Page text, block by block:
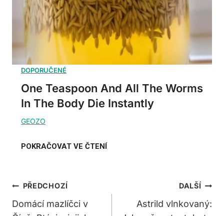
One Teaspoon And All The Worms
In The Body Die Instantly
Navigace
Pro
PŘEDCHOZÍ
Domácí mazlíčci v
DALŠÍ
Astrild vlnkovaný: